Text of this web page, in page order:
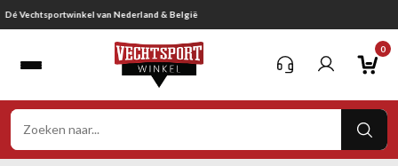
Ga
naar
Gratis verzending vanaf € 75,-
0